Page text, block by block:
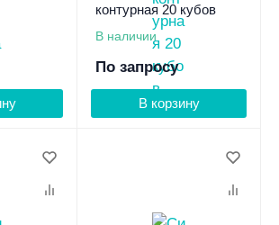
контурная 20 кубов
В наличии
По запросу
В корзину